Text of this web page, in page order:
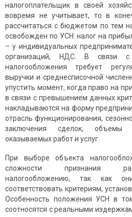
налогоплательщик в своей
вовремя не учитывает, то в
рассчитаться с бюджетом по тем
освобожден по УСН: налог на
– у индивидуальных
организаций, НДС. В связи с
налогообложения требует
выручки и среднесписочной
упустить момент, когда право на
в связи с превышением данных
накладываются на форму
отрасль функционирования,
заключения сделок, объемы
оказываемых работ и услуг.
При выборе объекта
сложности признания
налогообложению, так как
соответствовать критериям,
Особенность положения УСН в
соотносятся с реальными